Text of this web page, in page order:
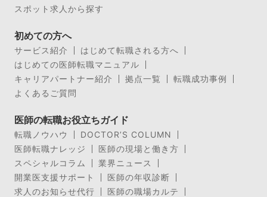
スポット求人から探す
初めての方へ
サービス紹介
はじめて転職される方へ
はじめての医師転職マニュアル
キャリアパートナー紹介
拠点一覧
転職成功事例
よくあるご質問
医師の転職お役立ちガイド
転職ノウハウ
DOCTOR’S COLUMN
医師転職ナレッジ
医師の現場と働き方
スペシャルコラム
業界ニュース
開業医支援サポート
医師の年収診断
求人のお知らせ代行
医師の職場カルテ